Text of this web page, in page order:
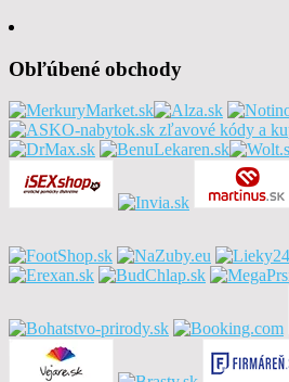
Obľúbené obchody